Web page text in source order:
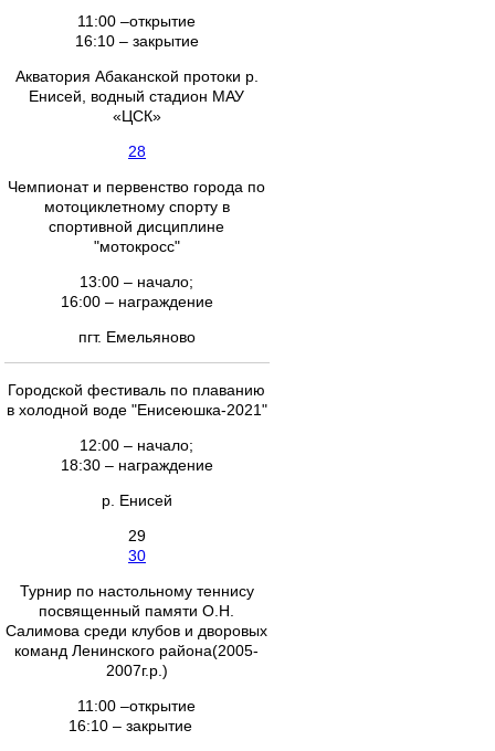
11:00 –открытие
16:10 – закрытие
Акватория Абаканской протоки р.
Енисей, водный стадион МАУ
«ЦСК»
28
Чемпионат и первенство города по
мотоциклетному спорту в
спортивной дисциплине
"мотокросс"
13:00 – начало;
16:00 – награждение
пгт. Емельяново
Городской фестиваль по плаванию
в холодной воде "Енисеюшка-2021"
12:00 – начало;
18:30 – награждение
р. Енисей
29
30
Турнир по настольному теннису
посвященный памяти О.Н.
Салимова среди клубов и дворовых
команд Ленинского района(2005-
2007г.р.)
11:00 –открытие
16:10 – закрытие